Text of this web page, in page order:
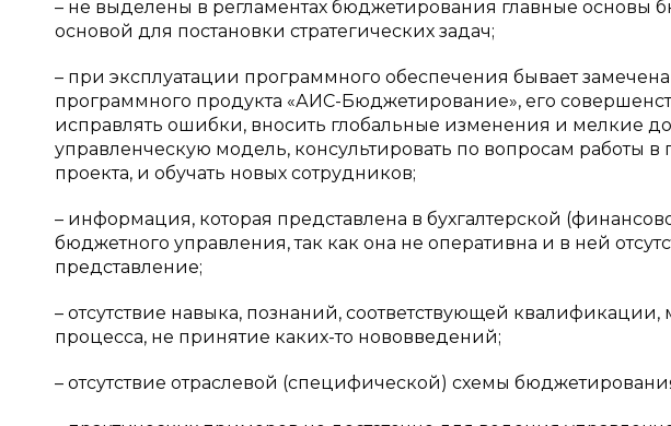
– не выделены в регламентах бюджетирования главные основы
основой для постановки стратегических задач;
– при эксплуатации программного обеспечения бывает
программного продукта «АИС-Бюджетирование», его
исправлять ошибки, вносить глобальные изменения и мелкие
управленческую модель, консультировать по вопросам работы в
проекта, и обучать новых сотрудников;
– информация, которая представлена в бухгалтерской
бюджетного управления, так как она не оперативна и в ней
представление;
– отсутствие навыка, познаний, соответствующей
процесса, не принятие каких-то нововведений;
– отсутствие отраслевой (специфической) схемы